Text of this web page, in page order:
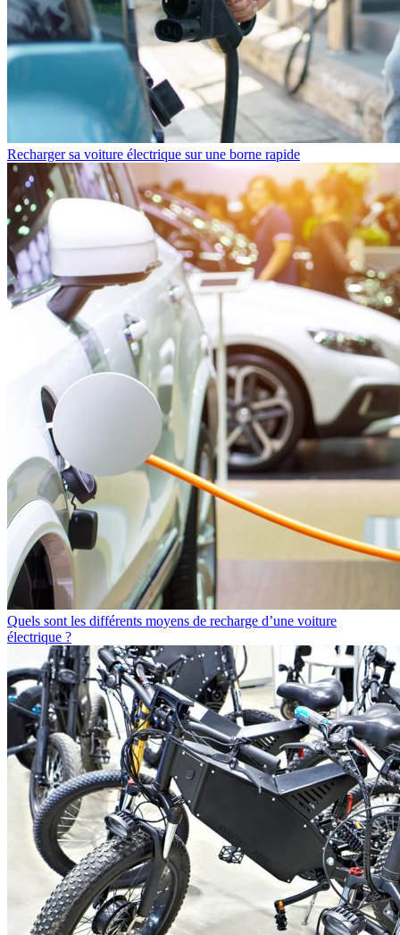
Recharger sa voiture électrique sur une borne rapide
Quels sont les différents moyens de recharge d’une voiture
électrique ?